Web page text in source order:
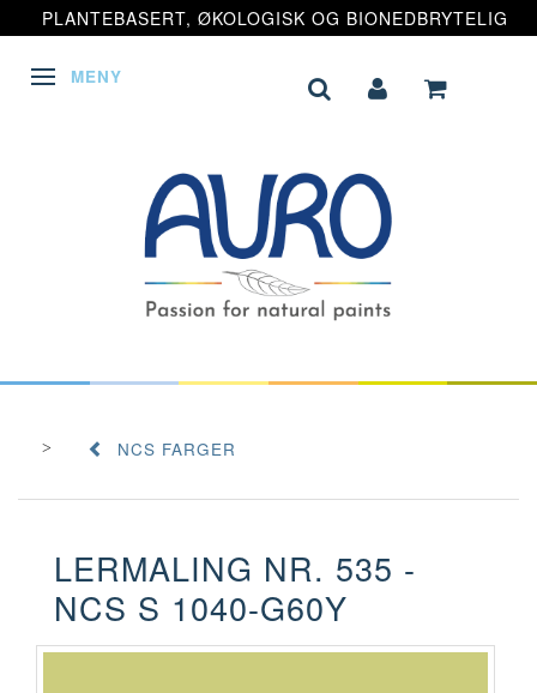
PLANTEBASERT, ØKOLOGISK OG BIONEDBRYTELIG
VEKSLE NAVIGASJON
MENY
NCS FARGER
LERMALING NR. 535 -
NCS S 1040-G60Y